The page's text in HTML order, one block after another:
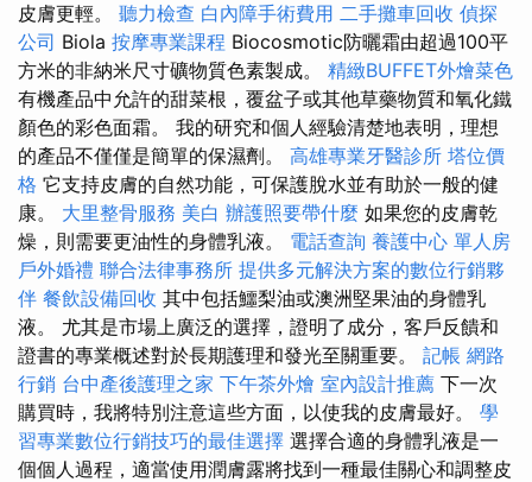
皮膚更輕。 聽力檢查 白內障手術費用 二手攤車回收 偵探
公司 Biola 按摩專業課程 Biocosmotic防曬霜由超過100平
方米的非納米尺寸礦物質色素製成。 精緻BUFFET外燴菜色
有機產品中允許的甜菜根，覆盆子或其他草藥物質和氧化鐵
顏色的彩色面霜。 我的研究和個人經驗清楚地表明，理想
的產品不僅僅是簡單的保濕劑。 高雄專業牙醫診所 塔位價
格 它支持皮膚的自然功能，可保護脫水並有助於一般的健
康。 大里整骨服務 美白 辦護照要帶什麼 如果您的皮膚乾
燥，則需要更油性的身體乳液。 電話查詢 養護中心 單人房
戶外婚禮 聯合法律事務所 提供多元解決方案的數位行銷夥
伴 餐飲設備回收 其中包括鱷梨油或澳洲堅果油的身體乳
液。 尤其是市場上廣泛的選擇，證明了成分，客戶反饋和
證書的專業概述對於長期護理和發光至關重要。 記帳 網路
行銷 台中產後護理之家 下午茶外燴 室內設計推薦 下一次
購買時，我將特別注意這些方面，以使我的皮膚最好。 學
習專業數位行銷技巧的最佳選擇 選擇合適的身體乳液是一
個個人過程，適當使用潤膚露將找到一種最佳關心和調整皮